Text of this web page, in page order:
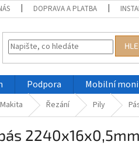
DOPRAVA A PLATBA
Podpora Mobilní
Řezání Pily